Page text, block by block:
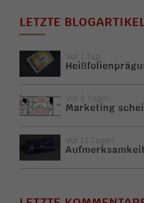
LETZTE
Vor 1 Tag
Vor 8 Tagen
Marketing
Vor 13 Tagen